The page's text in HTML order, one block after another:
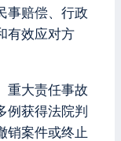
事赔偿、行政
有效应对方
重大责任事故
例获得法院判
销案件或终止